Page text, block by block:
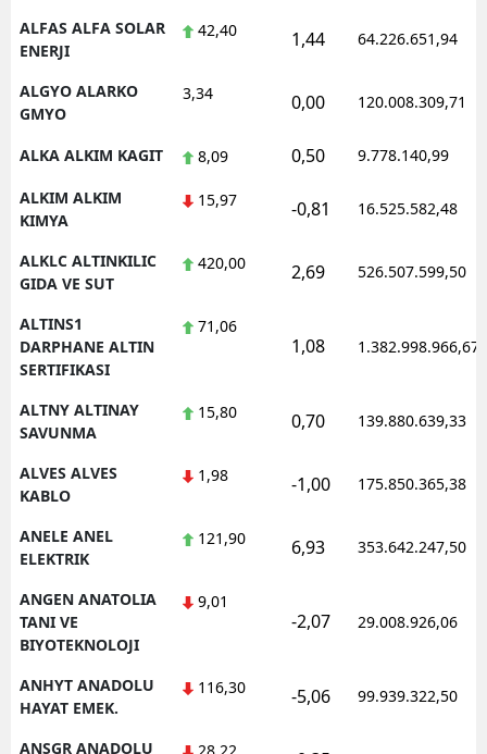
Kırıkkale
Ardahan
Iğdır
Karabük
Düzce
ALFAS ALFA SOLAR
ENERJI
42,40 1,44 64.226.651,94
ALGYO ALARKO
GMYO
3,34 0,00 120.008.309,71
ALKA ALKIM KAGIT 8,09 0,50 9.778.140,99
ALKIM ALKIM
KIMYA
15,97 -0,81 16.525.582,48
ALKLC ALTINKILIC
GIDA VE SUT
420,00 2,69 526.507.599,50
ALTINS1
DARPHANE ALTIN
SERTIFIKASI
71,06
1,08 1.382.998.966,67
ALTNY ALTINAY
SAVUNMA
15,80 0,70 139.880.639,33
ALVES ALVES
KABLO
1,98 -1,00 175.850.365,38
ANELE ANEL
ELEKTRIK
121,90 6,93 353.642.247,50
ANGEN ANATOLIA
TANI VE
BIYOTEKNOLOJI
9,01
-2,07 29.008.926,06
ANHYT ANADOLU
HAYAT EMEK.
116,30 -5,06 99.939.322,50
ANSGR ANADOLU